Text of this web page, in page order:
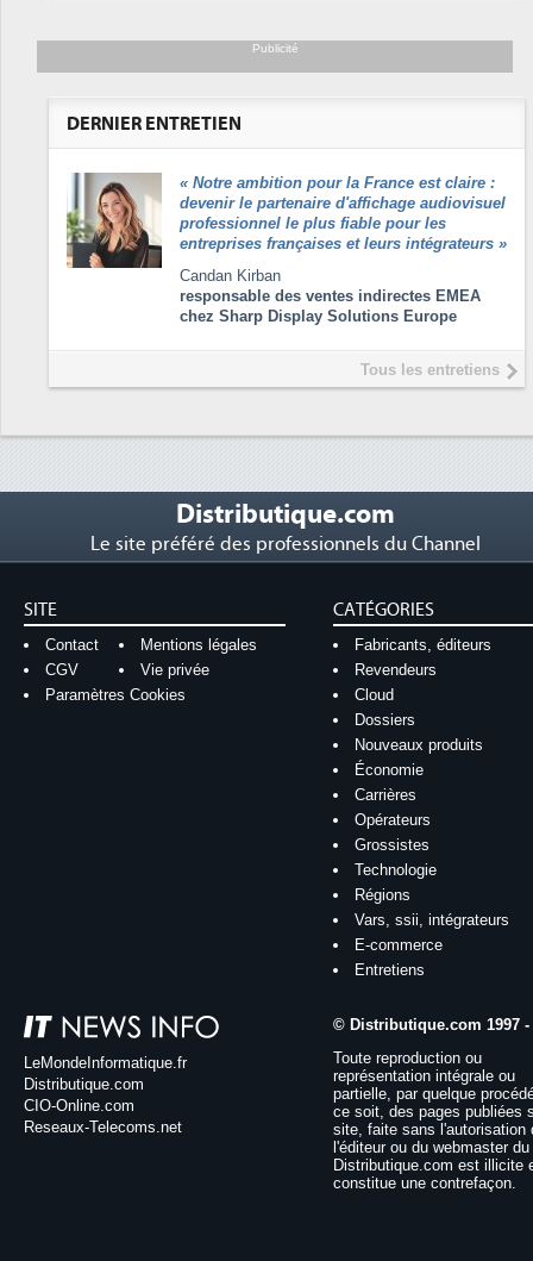
Publicité
DERNIER ENTRETIEN
« Notre ambition pour la France est claire :
devenir le partenaire d'affichage audiovisuel
professionnel le plus fiable pour les
entreprises françaises et leurs intégrateurs »
Candan Kirban
responsable des ventes indirectes EMEA
chez Sharp Display Solutions Europe
Tous les entretiens
Distributique.com
Le site préféré des professionnels du Channel
SITE
Contact
Mentions légales
CGV
Vie privée
Paramètres Cookies
CATÉGORIES
Fabricants, éditeurs
Revendeurs
Cloud
Dossiers
Nouveaux produits
Économie
Carrières
Opérateurs
Grossistes
Technologie
Régions
Vars, ssii, intégrateurs
E-commerce
Entretiens
LeMondeInformatique.fr
Distributique.com
CIO-Online.com
Reseaux-Telecoms.net
© Distributique.com 1997 -
Toute reproduction ou
représentation intégrale ou
partielle, par quelque
ce soit, des pages publiées
site, faite sans l'autorisation
l'éditeur ou du webmaster
Distributique.com est illicite
constitue une contrefaçon.